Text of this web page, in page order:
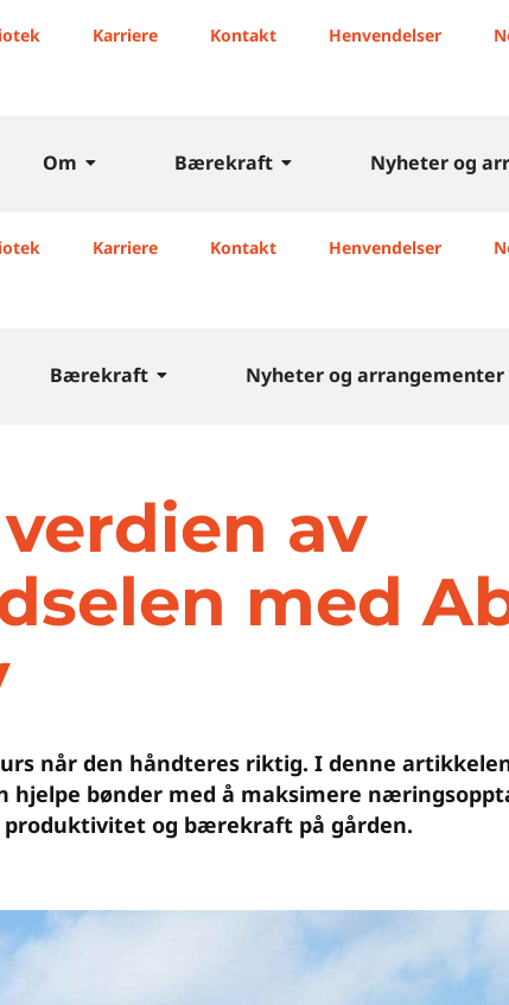
Karriere Kontakt Henvendelser
Om Bærekraft Nyheter og
Karriere Kontakt Henvendelser
Bærekraft Nyheter og arrangementer
av
med
når den håndteres riktig. I denne
hjelpe bønder med å maksimere
og bærekraft på gården.